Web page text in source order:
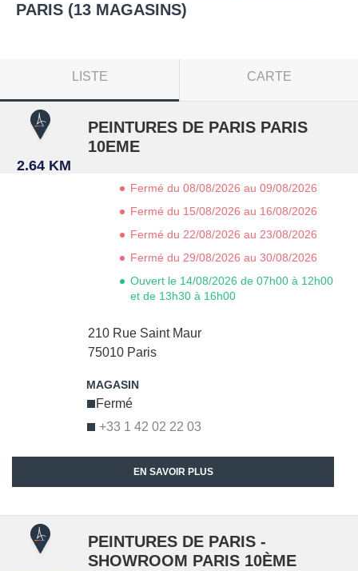
PARIS (13 MAGASINS)
LISTE CARTE
2.64 KM
PEINTURES DE PARIS PARIS
10EME
210 Rue Saint Maur
75010 Paris
+33 1 42 02 22 03
Fermé
Fermé du 08/08/2026 au 09/08/2026
Fermé du 15/08/2026 au 16/08/2026
Fermé du 22/08/2026 au 23/08/2026
Fermé du 29/08/2026 au 30/08/2026
Ouvert le 14/08/2026 de 07h00 à 12h00
et de 13h30 à 16h00
EN SAVOIR PLUS
PEINTURES DE PARIS -
SHOWROOM PARIS 10ÈME